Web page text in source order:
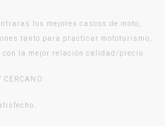
los mejores cascos de moto,
tanto para practicar mototurismo,
con la mejor relación calidad/precio.